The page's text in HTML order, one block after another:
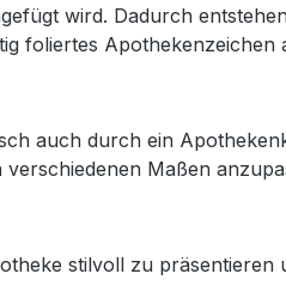
wird. Dadurch
foliertes Apothekenzeichen
auch durch ein
Maßen
stilvoll zu präsentieren